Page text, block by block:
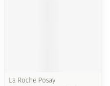
La Roche Posay